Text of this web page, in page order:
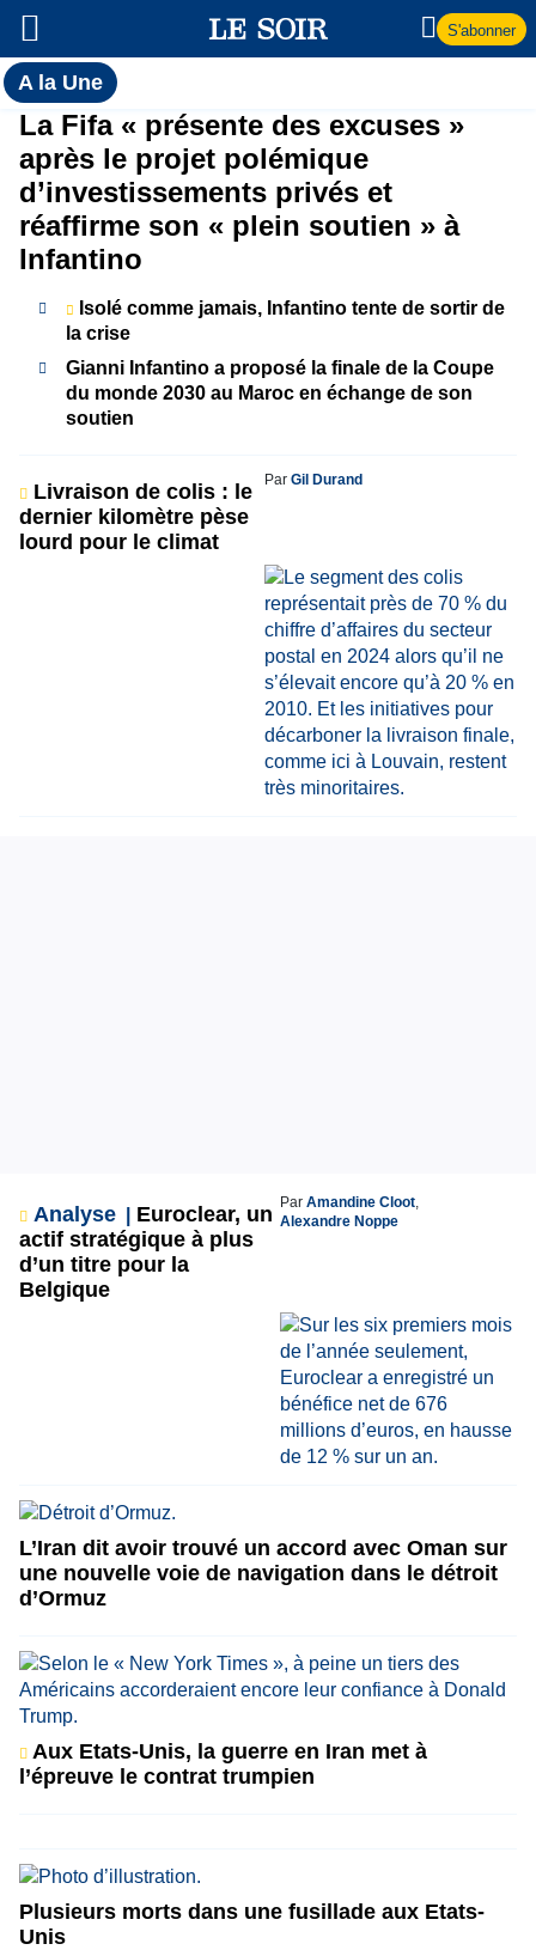
S'abonner
A la UneToutes
l'actualité
du Soir
A
la
Une
La Fifa « présente des excuses »
après le projet polémique
d’investissements privés et
réaffirme son « plein soutien » à
Infantino
Isolé comme jamais, Infantino tente de sortir de
la crise
Gianni Infantino a proposé la finale de la Coupe
du monde 2030 au Maroc en échange de son
soutien
Livraison de colis : le
dernier kilomètre pèse
lourd pour le climat
Par Gil Durand
Analyse
Euroclear, un
actif stratégique à plus
d’un titre pour la
Belgique
Par Amandine Cloot,
Alexandre Noppe
L’Iran dit avoir trouvé un accord avec Oman sur
une nouvelle voie de navigation dans le détroit
d’Ormuz
Aux Etats-Unis, la guerre en Iran met à
l’épreuve le contrat trumpien
Plusieurs morts dans une fusillade aux Etats-
Unis